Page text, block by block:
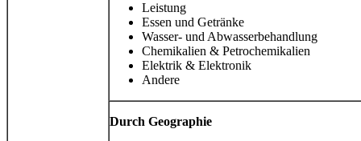
Leistung
Essen und Getränke
Wasser- und Abwasserbehandlung
Chemikalien & Petrochemikalien
Elektrik & Elektronik
Andere
Durch Geographie